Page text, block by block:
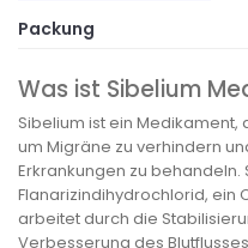
Packung
Was ist Sibelium
Sibelium ist ein Medikament,
um Migräne zu verhindern
Erkrankungen zu behandeln.
Flanarizindihydrochlorid, ein
arbeitet durch die
Verbesserung des